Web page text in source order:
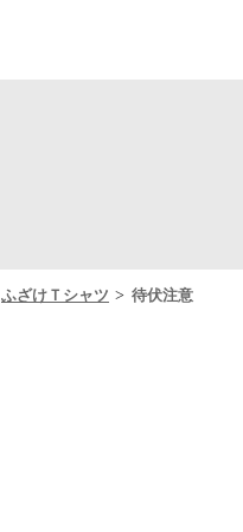
ふざけＴシャツ > 待伏注意